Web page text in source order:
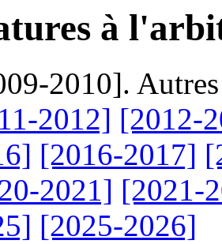
à
2010].
2012] [2012-
[2016-2017]
2021] [2021-
[2025-2026]